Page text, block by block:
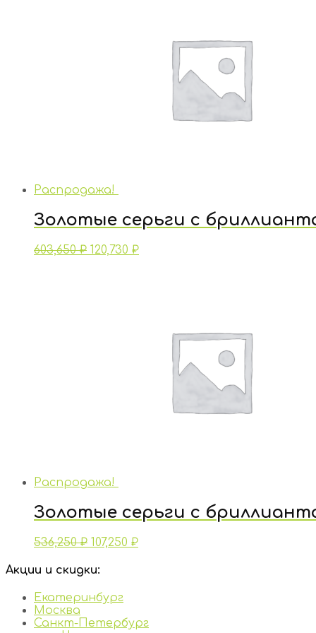
Распродажа!
Золотые серьги с
603,650₽ 120,730 ₽
Распродажа!
Золотые серьги с
536,250₽ 107,250 ₽
Акции и скидки:
Екатеринбург
Москва
Санкт-Петербург